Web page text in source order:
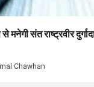
मनेगी संत राष्ट्रवीर
Chawhan